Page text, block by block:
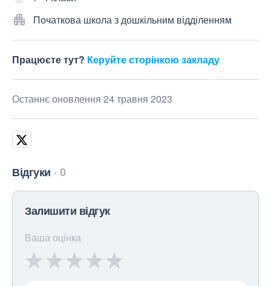
Початкова школа з дошкільним відділенням
Працюєте тут? Керуйте сторінкою закладу
Останнє оновлення 24 травня 2023
Відгуки 0
Залишити відгук
Ваша оцінка